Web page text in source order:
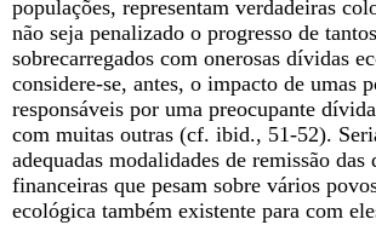
populações, representam verdadeiras
não seja penalizado o progresso de
sobrecarregados com onerosas dívidas
considere-se, antes, o impacto de umas
responsáveis por uma preocupante
com muitas outras (cf. ibid., 51-52).
adequadas modalidades de remissão das
financeiras que pesam sobre vários
ecológica também existente para com